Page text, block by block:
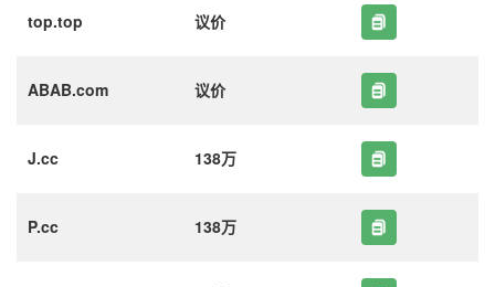
top.top 议价
ABAB.com 议价
J.cc 138万
P.cc 138万